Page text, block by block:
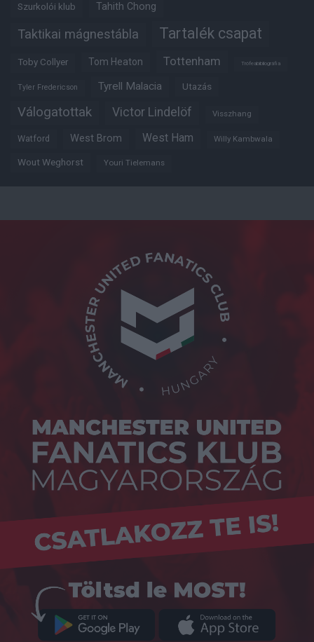
Szurkolói klub Tahith Chong
Taktikai mágnestábla Tartalék csapat
Toby Collyer Tom Heaton Tottenham Trófeabibliográfia
Tyler Fredericson Tyrell Malacia Utazás
Válogatottak Victor Lindelöf Visszhang
Watford West Brom West Ham Willy Kambwala
Wout Weghorst Youri Tielemans